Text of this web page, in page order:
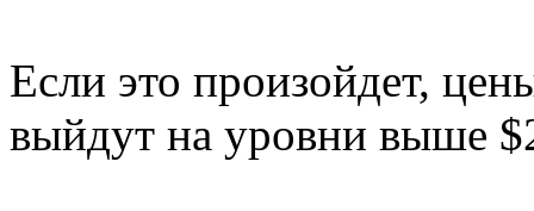
Если это произойдет,
выйдут на уровни выше